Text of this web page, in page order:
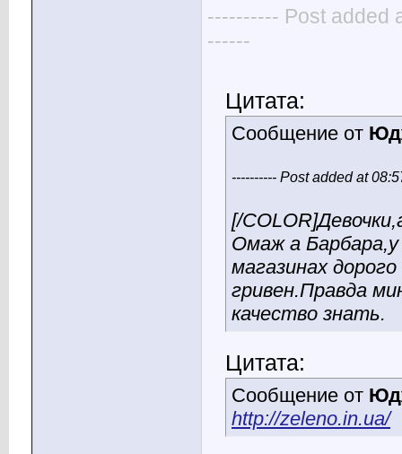
---------- Post added
------
Цитата:
Сообщение от
---------- Post added at
[/
Омаж а Барбара,у
магазинах
гривен.Правда
качество знать.
Цитата:
Сообщение от
http://zeleno.in.ua/